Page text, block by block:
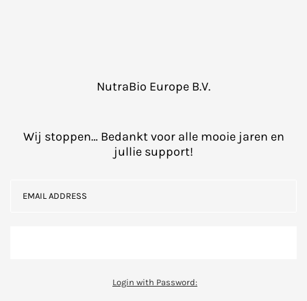
NutraBio Europe B.V.
Wij stoppen… Bedankt voor alle mooie jaren en
jullie support!
Login with Password: